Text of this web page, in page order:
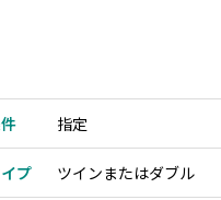
指定
プ ツインまたはダブル